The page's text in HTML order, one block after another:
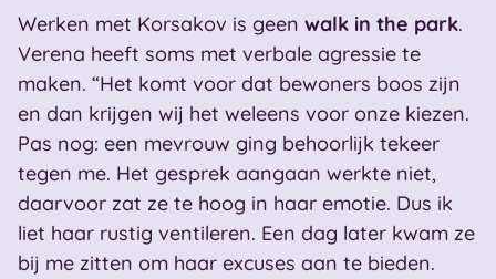
Werken met Korsakov is geen walk in the park.
Verena heeft soms met verbale agressie te
maken. “Het komt voor dat bewoners boos zijn
en dan krijgen wij het weleens voor onze kiezen.
Pas nog: een mevrouw ging behoorlijk tekeer
tegen me. Het gesprek aangaan werkte niet,
daarvoor zat ze te hoog in haar emotie. Dus ik
liet haar rustig ventileren. Een dag later kwam ze
bij me zitten om haar excuses aan te bieden.